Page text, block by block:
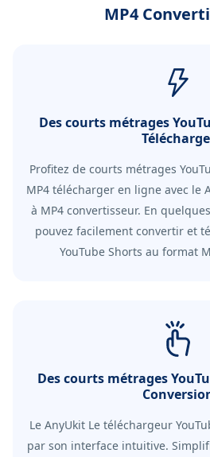
MP4
Des courts métrages
Profitez de courts métrages
MP4 télécharger en ligne avec le
à MP4 convertisseur. En
pouvez facilement convertir et
YouTube Shorts au format
Des courts métrages
Le AnyUkit Le téléchargeur
par son interface intuitive.